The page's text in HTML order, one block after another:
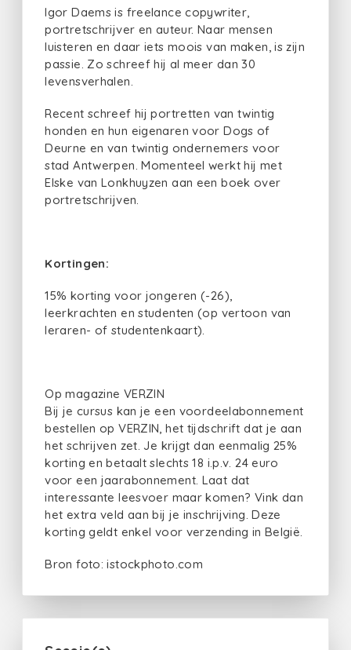
Igor Daems is freelance copywriter,
portretschrijver en auteur. Naar mensen
luisteren en daar iets moois van maken, is zijn
passie. Zo schreef hij al meer dan 30
levensverhalen.
Recent schreef hij portretten van twintig
honden en hun eigenaren voor Dogs of
Deurne en van twintig ondernemers voor
stad Antwerpen. Momenteel werkt hij met
Elske van Lonkhuyzen aan een boek over
portretschrijven.
Kortingen:
15% korting voor jongeren (-26),
leerkrachten en studenten (op vertoon van
leraren- of studentenkaart).
Op magazine VERZIN
Bij je cursus kan je een voordeelabonnement
bestellen op VERZIN, het tijdschrift dat je aan
het schrijven zet. Je krijgt dan eenmalig 25%
korting en betaalt slechts 18 i.p.v. 24 euro
voor een jaarabonnement. Laat dat
interessante leesvoer maar komen? Vink dan
het extra veld aan bij je inschrijving. Deze
korting geldt enkel voor verzending in België.
Bron foto: istockphoto.com